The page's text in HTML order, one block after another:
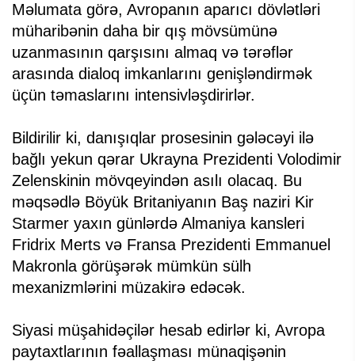
Məlumata görə, Avropanın aparıcı dövlətləri
müharibənin daha bir qış mövsümünə
uzanmasının qarşısını almaq və tərəflər
arasında dialoq imkanlarını genişləndirmək
üçün təmaslarını intensivləşdirirlər.
Bildirilir ki, danışıqlar prosesinin gələcəyi ilə
bağlı yekun qərar Ukrayna Prezidenti Volodimir
Zelenskinin mövqeyindən asılı olacaq. Bu
məqsədlə Böyük Britaniyanın Baş naziri Kir
Starmer yaxın günlərdə Almaniya kansleri
Fridrix Merts və Fransa Prezidenti Emmanuel
Makronla görüşərək mümkün sülh
mexanizmlərini müzakirə edəcək.
Siyasi müşahidəçilər hesab edirlər ki, Avropa
paytaxtlarının fəallaşması münaqişənin